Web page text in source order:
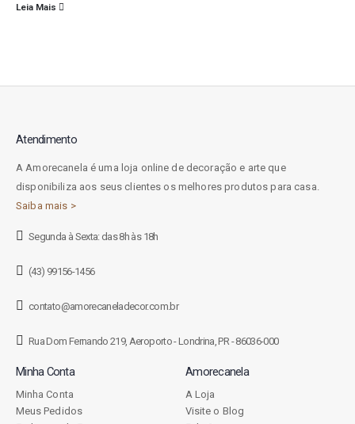
Leia Mais
Atendimento
A Amorecanela é uma loja online de decoração e arte que
disponibiliza aos seus clientes os melhores produtos para casa.
Saiba mais >
Segunda à Sexta: das 8h às 18h
(43) 99156-1456
contato@amorecaneladecor.com.br
Rua Dom Fernando 219, Aeroporto - Londrina, PR - 86036-000
Minha Conta
Minha Conta
Meus Pedidos
Amorecanela
A Loja
Visite o Blog